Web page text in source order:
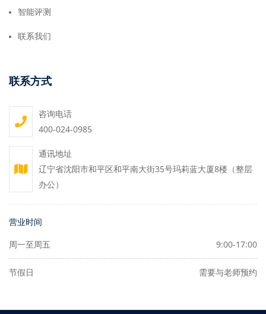
智能评测
联系我们
联系方式
咨询电话
400-024-0985
通讯地址
辽宁省沈阳市和平区和平南大街35号玛莉蓝大厦8楼（整层
办公）
营业时间
周一至周五 9:00-17:00
节假日 需要与老师预约